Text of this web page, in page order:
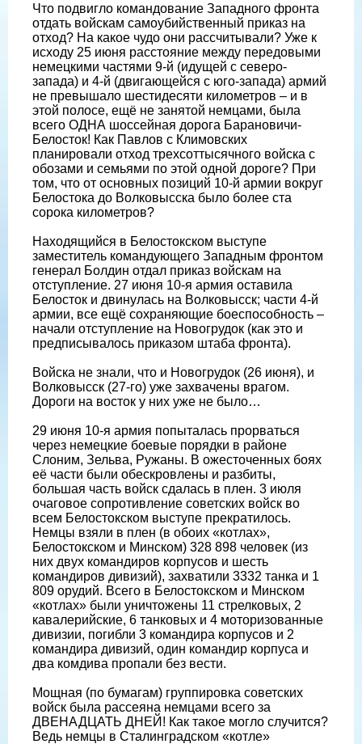
Что подвигло командование Западного фронта
отдать войскам самоубийственный приказ на
отход? На какое чудо они рассчитывали? Уже к
исходу 25 июня расстояние между передовыми
немецкими частями 9-й (идущей с северо-
запада) и 4-й (двигающейся с юго-запада) армий
не превышало шестидесяти километров – и в
этой полосе, ещё не занятой немцами, была
всего ОДНА шоссейная дорога Барановичи-
Белосток! Как Павлов с Климовских
планировали отход трехсоттысячного войска с
обозами и семьями по этой одной дороге? При
том, что от основных позиций 10-й армии вокруг
Белостока до Волковысска было более ста
сорока километров?
Находящийся в Белостокском выступе
заместитель командующего Западным фронтом
генерал Болдин отдал приказ войскам на
отступление. 27 июня 10-я армия оставила
Белосток и двинулась на Волковысск; части 4-й
армии, все ещё сохраняющие боеспособность –
начали отступление на Новогрудок (как это и
предписывалось приказом штаба фронта).
Войска не знали, что и Новогрудок (26 июня), и
Волковысск (27-го) уже захвачены врагом.
Дороги на восток у них уже не было…
29 июня 10-я армия попыталась прорваться
через немецкие боевые порядки в районе
Слоним, Зельва, Ружаны. В ожесточенных боях
её части были обескровлены и разбиты,
большая часть войск сдалась в плен. 3 июля
очаговое сопротивление советских войск во
всем Белостокском выступе прекратилось.
Немцы взяли в плен (в обоих «котлах»,
Белостокском и Минском) 328 898 человек (из
них двух командиров корпусов и шесть
командиров дивизий), захватили 3332 танка и 1
809 орудий. Всего в Белостокском и Минском
«котлах» были уничтожены 11 стрелковых, 2
кавалерийские, 6 танковых и 4 моторизованные
дивизии, погибли 3 командира корпусов и 2
командира дивизий, один командир корпуса и
два комдива пропали без вести.
Мощная (по бумагам) группировка советских
войск была рассеяна немцами всего за
ДВЕНАДЦАТЬ ДНЕЙ! Как такое могло случится?
Ведь немцы в Сталинградском «котле»